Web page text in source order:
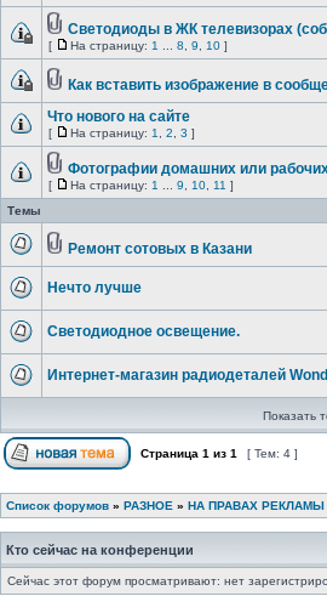
Светодиоды в ЖК телевизорах
[ На страницу: 1 8 9 10 ]
Как вставить изображение в
Что нового на сайте
[ На страницу: 1 2 3 ]
Фотографии домашних или
[ На страницу: 1 9 10 11 ]
Темы
Ремонт сотовых в Казани
Нечто лучше
Светодиодное освещение.
Интернет-магазин радиодеталей
Показать
Страница 1 из 1 [ Тем: 4 ]
Список форумов » РАЗНОЕ » НА ПРАВАХ РЕКЛАМЫ
Кто сейчас на конференции
Сейчас этот форум просматривают: нет